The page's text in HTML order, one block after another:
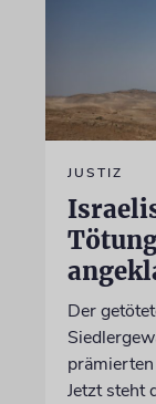
JUSTIZ
Der
Jetzt steht